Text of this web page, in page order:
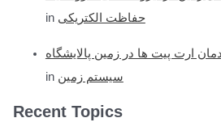
in حفاظت الکتریکی
in سیستم زمین
Recent Topics